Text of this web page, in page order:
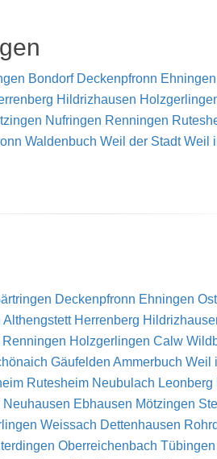
Bondorf Deckenpfronn Ehningen
Hildrizhausen
Nufringen Renningen
Waldenbuch Weil der Stadt Weil
Deckenpfronn Ehningen
Althengstett Herrenberg
Renningen Holzgerlingen Calw
Gäufelden Ammerbuch Weil
Rutesheim Neubulach Leonberg
Neuhausen Ebhausen Mötzingen
Weissach Dettenhausen
Oberreichenbach Tübingen